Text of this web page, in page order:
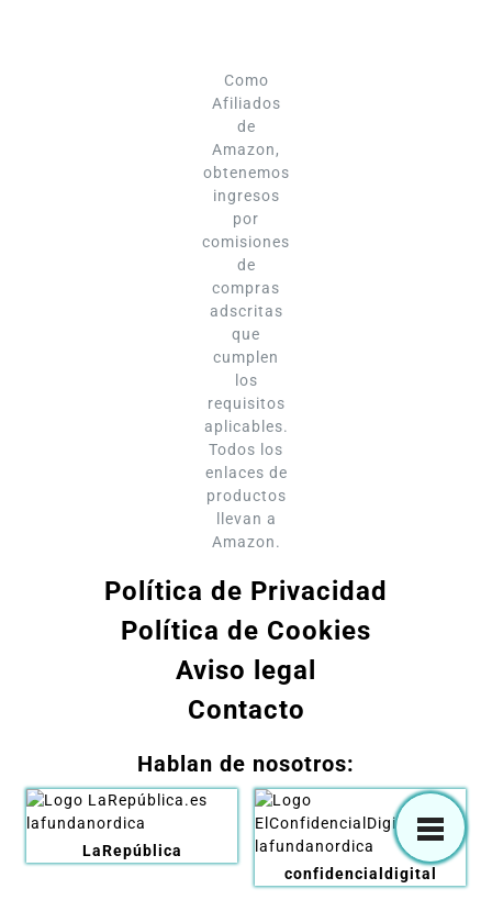
Como
Afiliados
de
Amazon,
obtenemos
ingresos
por
comisiones
de
compras
adscritas
que
cumplen
los
requisitos
aplicables.
Todos los
enlaces de
productos
llevan a
Amazon.
Política de Privacidad
Política de Cookies
Aviso legal
Contacto
Hablan de nosotros:
LaRepública
confidencialdigital